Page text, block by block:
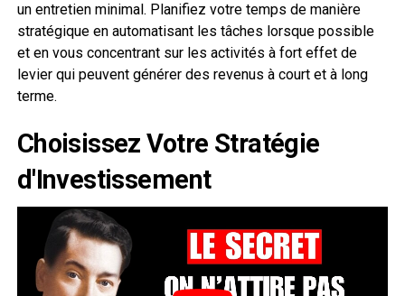
un entretien minimal. Planifiez votre temps de manière
stratégique en automatisant les tâches lorsque possible
et en vous concentrant sur les activités à fort effet de
levier qui peuvent générer des revenus à court et à long
terme.
Choisissez Votre Stratégie
d'Investissement